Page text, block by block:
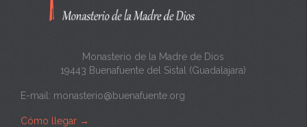
Monasterio de la Madre de Dios
19443 Buenafuente del Sistal (Guadalajara)
E-mail: monasterio@buenafuente.org
Cómo llegar →